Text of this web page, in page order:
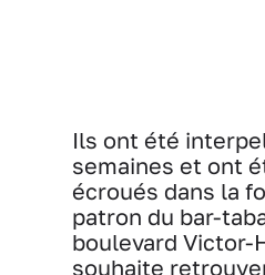
Ils ont été
semaines et ont
écroués dans la
patron du bar-
boulevard Victor-
souhaite